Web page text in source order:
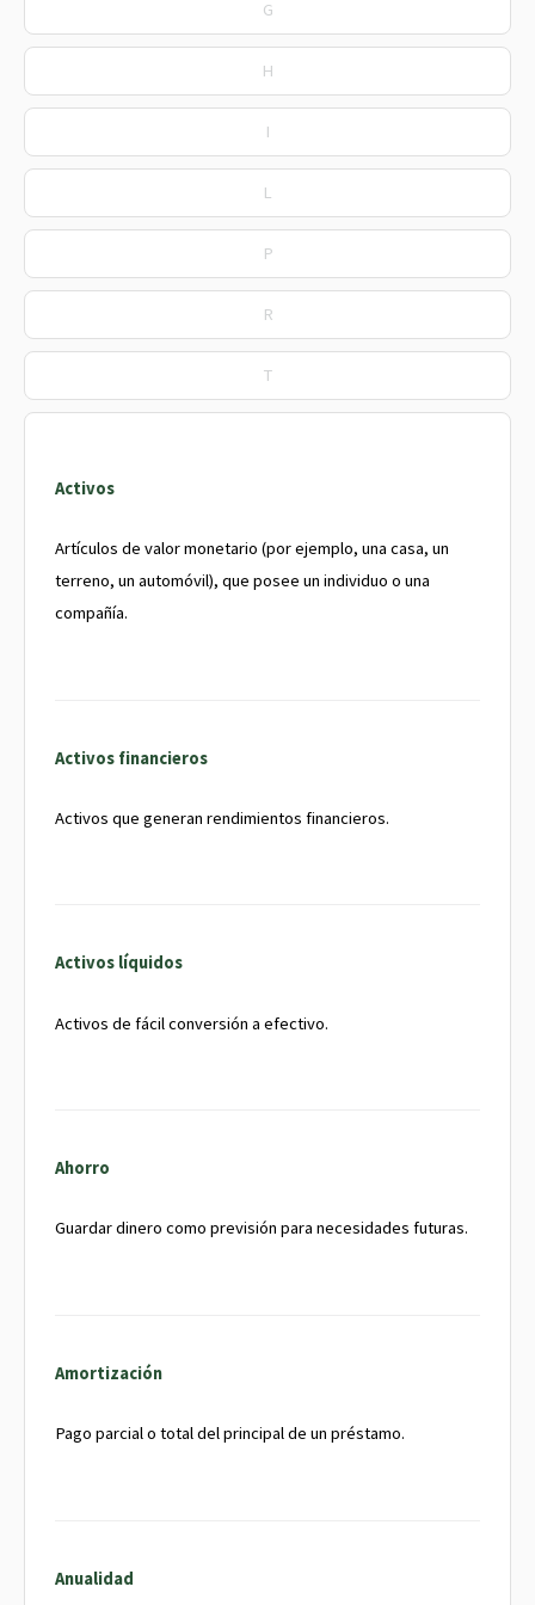
G
H
I
L
P
R
T
Activos
Artículos de valor monetario (por ejemplo, una casa, un
terreno, un automóvil), que posee un individuo o una
compañía.
Activos financieros
Activos que generan rendimientos financieros.
Activos líquidos
Activos de fácil conversión a efectivo.
Ahorro
Guardar dinero como previsión para necesidades futuras.
Amortización
Pago parcial o total del principal de un préstamo.
Anualidad